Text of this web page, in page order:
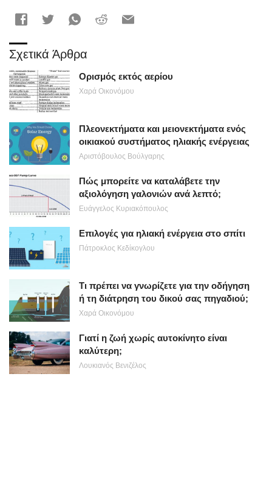
Σχετικά Άρθρα
Ορισμός εκτός αερίου
Χαρά Οικονόμου
Πλεονεκτήματα και μειονεκτήματα ενός
οικιακού συστήματος ηλιακής ενέργειας
Αριστόβουλος Βούλγαρης
Πώς μπορείτε να καταλάβετε την
αξιολόγηση γαλονιών ανά λεπτό;
Ευάγγελος Κυριακόπουλος
Επιλογές για ηλιακή ενέργεια στο σπίτι
Πάτροκλος Κεδίκογλου
Τι πρέπει να γνωρίζετε για την οδήγηση
ή τη διάτρηση του δικού σας πηγαδιού;
Χαρά Οικονόμου
Γιατί η ζωή χωρίς αυτοκίνητο είναι
καλύτερη;
Λουκιανός Βενιζέλος